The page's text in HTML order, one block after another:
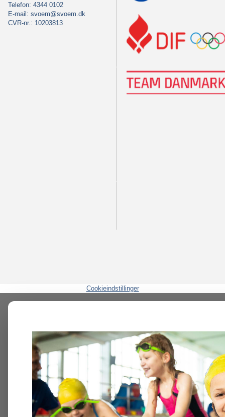
Telefon: 4344 0102
E-mail: svoem@svoem.dk
CVR-nr.: 10203813
Cookieindstillinger